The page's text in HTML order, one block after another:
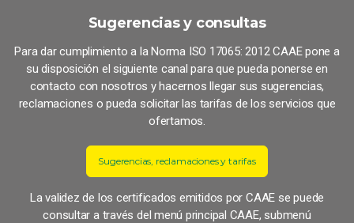
Sugerencias y consultas
Para dar cumplimiento a la Norma ISO 17065: 2012 CAAE pone a
su disposición el siguiente canal para que pueda ponerse en
contacto con nosotros y hacernos llegar sus sugerencias,
reclamaciones o pueda solicitar las tarifas de los servicios que
ofertamos.
Sugerencias, reclamaciones y tarifas
La validez de los certificados emitidos por CAAE se puede
consultar a través del menú principal CAAE, submenú